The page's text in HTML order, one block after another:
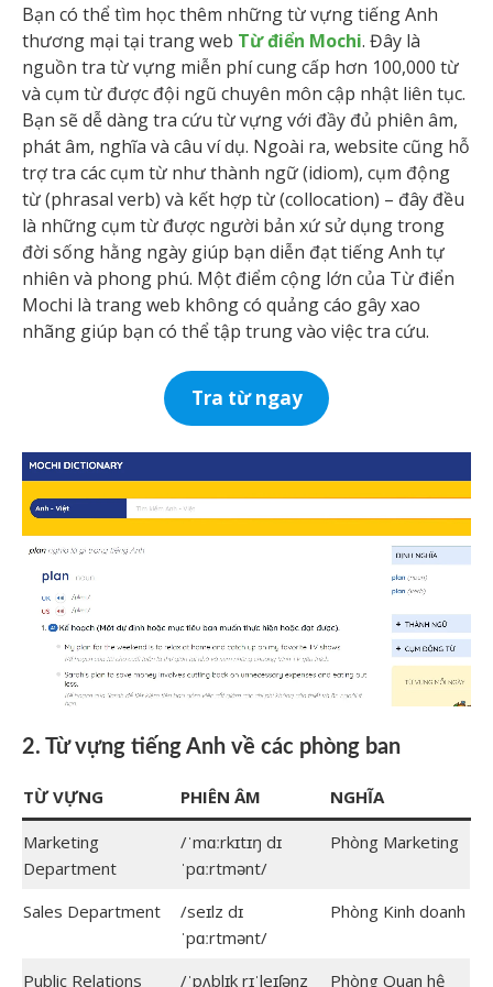
Bạn có thể tìm học thêm những từ vựng tiếng Anh
thương mại tại trang web Từ điển Mochi. Đây là
nguồn tra từ vựng miễn phí cung cấp hơn 100,000 từ
và cụm từ được đội ngũ chuyên môn cập nhật liên tục.
Bạn sẽ dễ dàng tra cứu từ vựng với đầy đủ phiên âm,
phát âm, nghĩa và câu ví dụ. Ngoài ra, website cũng hỗ
trợ tra các cụm từ như thành ngữ (idiom), cụm động
từ (phrasal verb) và kết hợp từ (collocation) – đây đều
là những cụm từ được người bản xứ sử dụng trong
đời sống hằng ngày giúp bạn diễn đạt tiếng Anh tự
nhiên và phong phú. Một điểm cộng lớn của Từ điển
Mochi là trang web không có quảng cáo gây xao
nhãng giúp bạn có thể tập trung vào việc tra cứu.
Tra từ ngay
2. Từ vựng tiếng Anh về các phòng ban
TỪ VỰNG PHIÊN ÂM NGHĨA
Marketing
Department
/ˈmɑːrkɪtɪŋ dɪ
ˈpɑːrtmənt/
Phòng Marketing
Sales Department
/seɪlz dɪ
ˈpɑːrtmənt/
Phòng Kinh doanh
Public Relations /ˈpʌblɪk rɪˈleɪʃənz Phòng Quan hệ